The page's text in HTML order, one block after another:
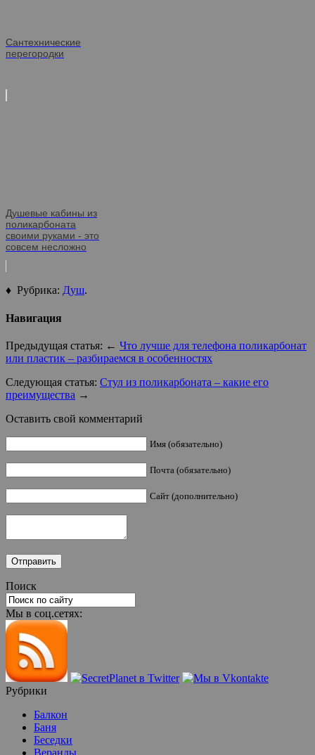
Сантехнические
перегородки
Душевые кабины из
поликарбоната
своими руками - это
совсем несложно
♦ Рубрика: Душ.
Навигация
Предыдущая статья: ← Что лучше для телефона поликарбонат
или пластик – разбираемся в особенностях
Следующая статья: Стул из поликарбоната – какие его
преимущества →
Оставить свой комментарий
Имя (обязательно)
Почта (обязательно)
Сайт (дополнительно)
Поиск
Мы в соц.сетях:
Рубрики
Балкон
Баня
Беседки
Веранды